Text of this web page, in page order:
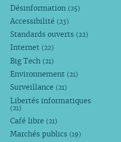
Désinformation (25)
Accessibilité (23)
Standards ouverts (22)
Internet (22)
Big Tech (21)
Environnement (21)
Surveillance (21)
Libertés informatiques
(21)
Café libre (21)
Marchés publics (19)